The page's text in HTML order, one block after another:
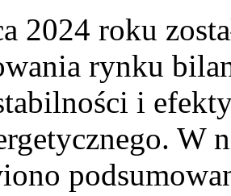
2024 roku
rynku
i
W